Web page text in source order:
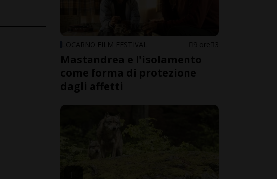
LOCARNO FILM FESTIVAL 9 ore 3
Mastandrea e l'isolamento
come forma di protezione
dagli affetti